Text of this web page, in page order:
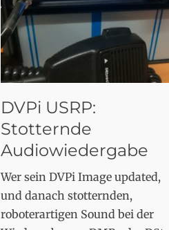
DVPi USRP:
Stotternde
Audiowiedergabe
Wer sein DVPi Image updated,
und danach stotternden,
roboterartigen Sound bei der